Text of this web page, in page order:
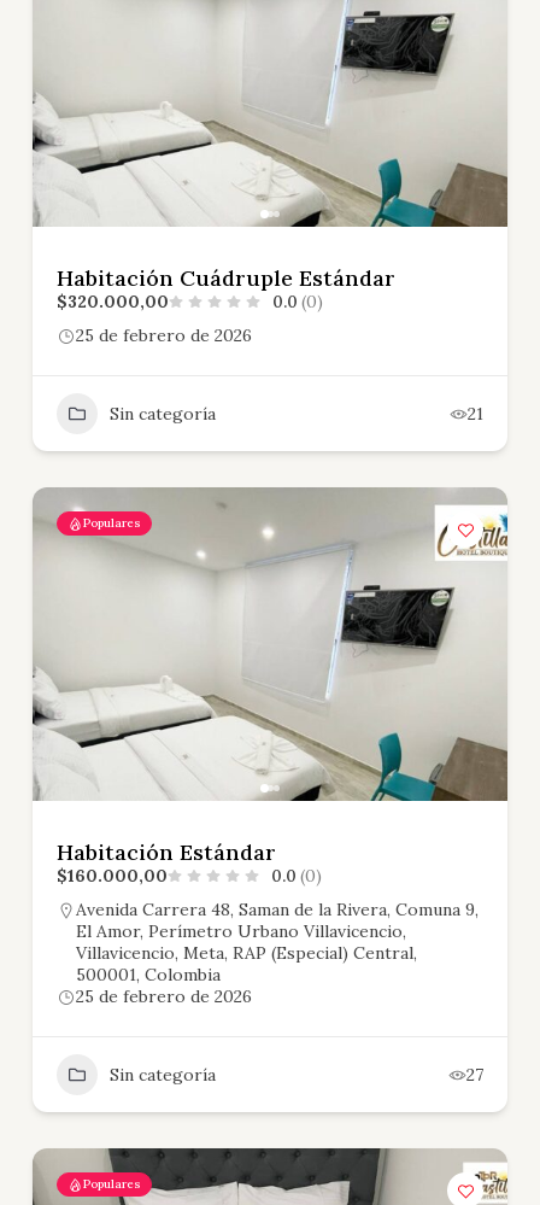
Habitación Cuádruple Estándar
$320.000,00 0.0 (0)
25 de febrero de 2026
Sin categoría 21
Populares
Habitación Estándar
$160.000,00 0.0 (0)
Avenida Carrera 48, Saman de la Rivera, Comuna 9,
El Amor, Perímetro Urbano Villavicencio,
Villavicencio, Meta, RAP (Especial) Central,
500001, Colombia
25 de febrero de 2026
Sin categoría 27
Populares